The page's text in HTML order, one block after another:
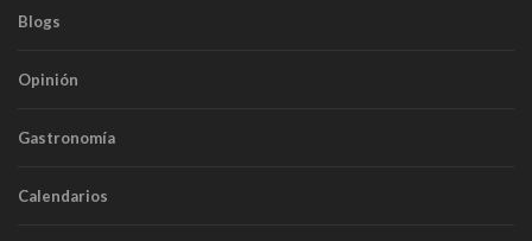
Blogs
Opinión
Gastronomía
Calendarios